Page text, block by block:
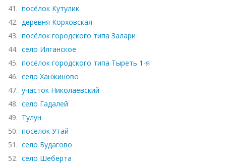
41. посёлок Кутулик
42. деревня Корховская
43. посёлок городского типа Залари
44. село Илганское
45. посёлок городского типа Тыреть 1-я
46. село Ханжиново
47. участок Николаевский
48. село Гадалей
49. Тулун
50. поселок Утай
51. село Будагово
52. село Шеберта